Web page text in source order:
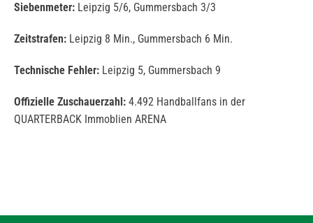
Siebenmeter: Leipzig 5/6, Gummersbach 3/3
Zeitstrafen: Leipzig 8 Min., Gummersbach 6 Min.
Technische Fehler: Leipzig 5, Gummersbach 9
Offizielle Zuschauerzahl: 4.492 Handballfans in der
QUARTERBACK Immoblien ARENA